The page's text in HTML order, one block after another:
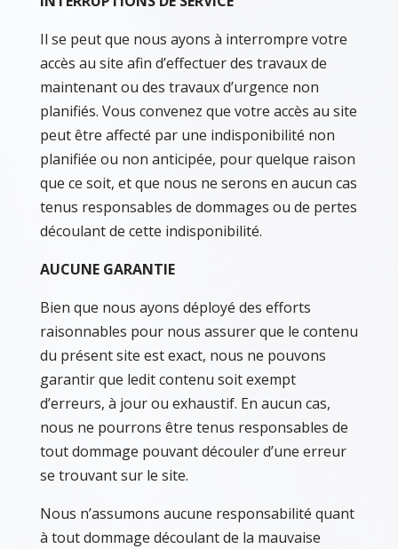
Il se peut que nous ayons à interrompre votre
accès au site afin d’effectuer des travaux de
maintenant ou des travaux d’urgence non
planifiés. Vous convenez que votre accès au site
peut être affecté par une indisponibilité non
planifiée ou non anticipée, pour quelque raison
que ce soit, et que nous ne serons en aucun cas
tenus responsables de dommages ou de pertes
découlant de cette indisponibilité.
AUCUNE GARANTIE
Bien que nous ayons déployé des efforts
raisonnables pour nous assurer que le contenu
du présent site est exact, nous ne pouvons
garantir que ledit contenu soit exempt
d’erreurs, à jour ou exhaustif. En aucun cas,
nous ne pourrons être tenus responsables de
tout dommage pouvant découler d’une erreur
se trouvant sur le site.
Nous n’assumons aucune responsabilité quant
à tout dommage découlant de la mauvaise